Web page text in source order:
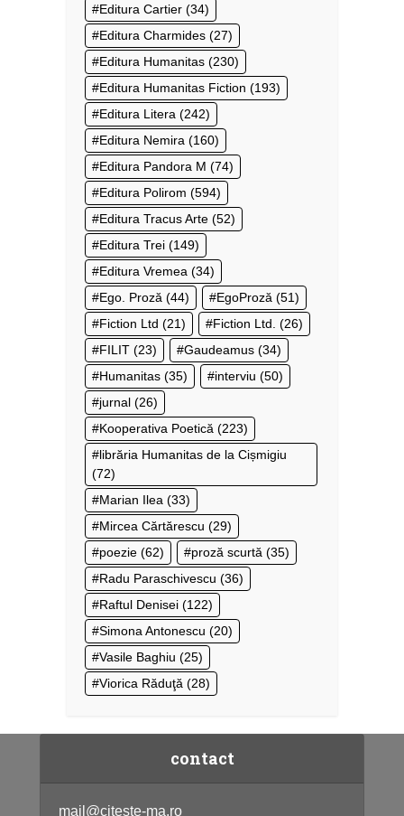
Editura Cartier (34)
Editura Charmides (27)
Editura Humanitas (230)
Editura Humanitas Fiction (193)
Editura Litera (242)
Editura Nemira (160)
Editura Pandora M (74)
Editura Polirom (594)
Editura Tracus Arte (52)
Editura Trei (149)
Editura Vremea (34)
Ego. Proză (44) EgoProză (51)
Fiction Ltd (21) Fiction Ltd. (26)
FILIT (23) Gaudeamus (34)
Humanitas (35) interviu (50)
jurnal (26)
Kooperativa Poetică (223)
librăria Humanitas de la Cișmigiu
(72)
Marian Ilea (33)
Mircea Cărtărescu (29)
poezie (62) proză scurtă (35)
Radu Paraschivescu (36)
Raftul Denisei (122)
Simona Antonescu (20)
Vasile Baghiu (25)
Viorica Răduţă (28)
contact
mail@citeste-ma.ro